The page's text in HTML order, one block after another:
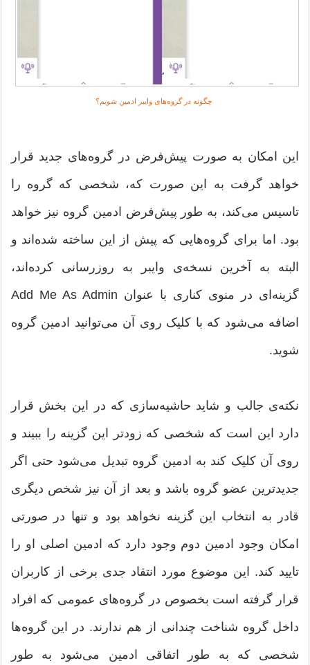
چگونه در گروه‌های وایبر ادمین شویم؟
این امکان به صورت پیش‌فرض در گروه‌های جدید قرار
خواهد گرفت به این صورت که، شخصی که گروه را
تاسیس می‌کند، به طور پیش‌فرض ادمین گروه نیز خواهد
بود. اما برای گروه‌هایی که پیش از این ساخته شده‌اند و
البته به آخرین نسخه‌ی وایبر به روزرسانی کرده‌اند،
گزینه‌ای در منوی کناری با عنوان Add Me As Admin
اضافه می‌شود که با کلیک روی آن می‌توانید ادمین گروه
شوید.
نکته‌ی جالب و شاید حاشیه‌سازی که در این بخش قرار
دارد این است که شخصی که زودتر این گزینه را ببیند و
روی آن کلیک کند به ادمین گروه تبدیل می‌شود حتی اگر
جدیدترین عضو گروه باشد و بعد از آن نیز شخص دیگری
قادر به انتخاب این گزینه نخواهد بود و تنها در صورتی
امکان وجود ادمین دوم وجود دارد که ادمین اصلی او را
تایید کند. این موضوع مورد انتقاد جدی برخی از کاربران
قرار گرفته است بخصوص در گروه‌های عمومی که افراد
داخل گروه شناخت چندانی از هم ندارند. در این گروه‌ها
شخصی که به طور اتفاقی ادمین می‌شود به طور